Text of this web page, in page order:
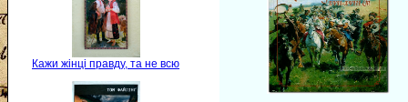
Кажи жінці правду, та не всю